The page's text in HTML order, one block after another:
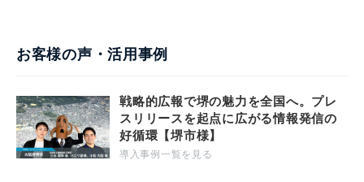
お客様の声・活用事例
戦略的広報で堺の魅力を全国へ。プレ
スリリースを起点に広がる情報発信の
好循環【堺市様】
導入事例一覧を見る